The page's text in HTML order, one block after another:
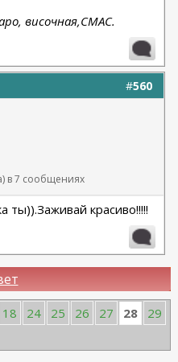
височная,СМАС.
#560
в 7 сообщениях
красиво!!!!!
18 24 25 26 27 28
29